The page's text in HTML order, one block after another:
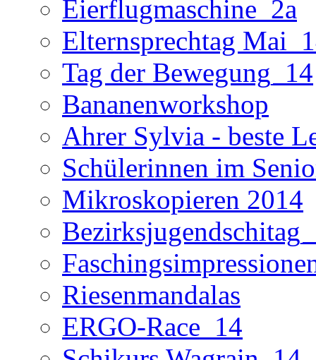
Eierflugmaschine_2a
Elternsprechtag
Tag der Bewegung_14
Bananenworkshop
Ahrer Sylvia - beste
Schülerinnen im
Mikroskopieren 2014
Riesenmandalas
ERGO-Race_14